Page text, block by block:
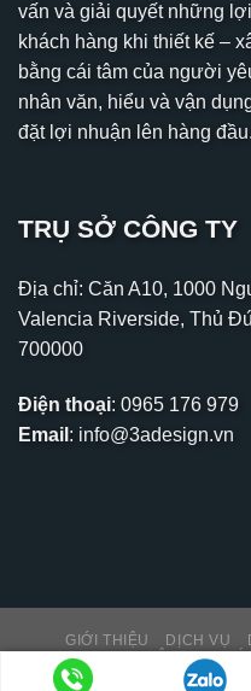
vấn và giải quyết những
khách hàng khi thiết kế –
bằng cái tâm của người
nhân văn, hiểu và vận
đặt lợi nhuận lên hàng đầu.
TRỤ SỞ CÔNG TY
Địa chỉ: Căn A10, 1000
Valencia Riverside, Thủ
700000
Điện thoại: 0965 176 979
Email : info@3adesign.vn
GIỚI THIỆU DỊCH VỤ
THƯ VIỆN – TIN